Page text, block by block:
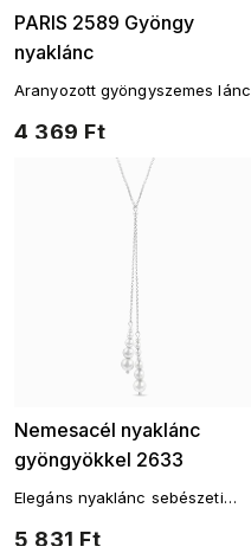
PARIS 2589 Gyöngy
nyaklánc
4 369 Ft
Aranyozott gyöngyszemes lánc
Nemesacél nyaklánc
gyöngyökkel 2633
5 831 Ft
Elegáns nyaklánc sebészeti